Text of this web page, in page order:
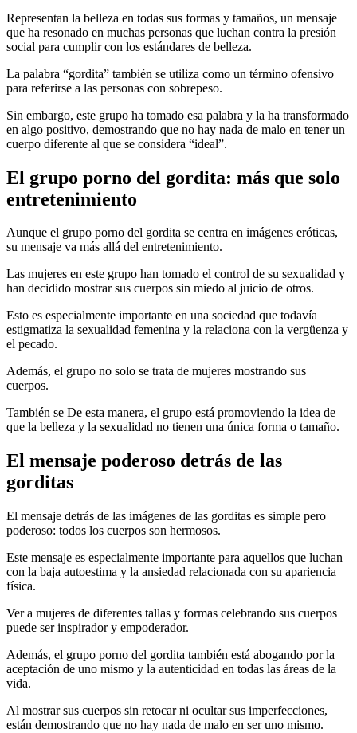
Representan la belleza en todas sus formas y tamaños, un mensaje
que ha resonado en muchas personas que luchan contra la presión
social para cumplir con los estándares de belleza.
La palabra “gordita” también se utiliza como un término ofensivo
para referirse a las personas con sobrepeso.
Sin embargo, este grupo ha tomado esa palabra y la ha transformado
en algo positivo, demostrando que no hay nada de malo en tener un
cuerpo diferente al que se considera “ideal”.
El grupo porno del gordita: más que solo
entretenimiento
Aunque el grupo porno del gordita se centra en imágenes eróticas,
su mensaje va más allá del entretenimiento.
Las mujeres en este grupo han tomado el control de su sexualidad y
han decidido mostrar sus cuerpos sin miedo al juicio de otros.
Esto es especialmente importante en una sociedad que todavía
estigmatiza la sexualidad femenina y la relaciona con la vergüenza y
el pecado.
Además, el grupo no solo se trata de mujeres mostrando sus
cuerpos.
También se De esta manera, el grupo está promoviendo la idea de
que la belleza y la sexualidad no tienen una única forma o tamaño.
El mensaje poderoso detrás de las
gorditas
El mensaje detrás de las imágenes de las gorditas es simple pero
poderoso: todos los cuerpos son hermosos.
Este mensaje es especialmente importante para aquellos que luchan
con la baja autoestima y la ansiedad relacionada con su apariencia
física.
Ver a mujeres de diferentes tallas y formas celebrando sus cuerpos
puede ser inspirador y empoderador.
Además, el grupo porno del gordita también está abogando por la
aceptación de uno mismo y la autenticidad en todas las áreas de la
vida.
Al mostrar sus cuerpos sin retocar ni ocultar sus imperfecciones,
están demostrando que no hay nada de malo en ser uno mismo.